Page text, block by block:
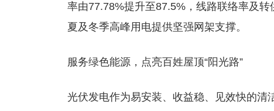
率由77.78%提升至87.5%，线路联络率及
夏及冬季高峰用电提供坚强网架支撑。
服务绿色能源，点亮百姓屋顶“阳光路”
光伏发电作为易安装、收益稳、见效快的清